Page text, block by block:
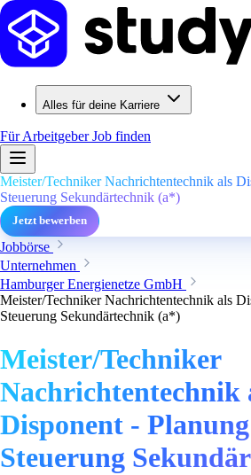
Alles für deine Karriere
Für ArbeitgeberJob finden
Meister/Techniker Nachrichtentechnik als
Steuerung Sekundärtechnik (a*)
Jetzt bewerben
Jobbörse
Unternehmen
Hamburger Energienetze GmbH
Meister/Techniker Nachrichtentechnik als
Steuerung Sekundärtechnik (a*)
Meister/Techniker
Nachrichtentechnik
Disponent -
Steuerung